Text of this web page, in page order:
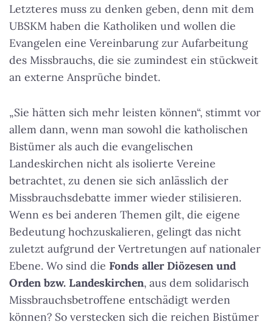
Letzteres muss zu denken geben, denn mit dem
UBSKM haben die Katholiken und wollen die
Evangelen eine Vereinbarung zur Aufarbeitung
des Missbrauchs, die sie zumindest ein stückweit
an externe Ansprüche bindet.
„Sie hätten sich mehr leisten können“, stimmt vor
allem dann, wenn man sowohl die katholischen
Bistümer als auch die evangelischen
Landeskirchen nicht als isolierte Vereine
betrachtet, zu denen sie sich anlässlich der
Missbrauchsdebatte immer wieder stilisieren.
Wenn es bei anderen Themen gilt, die eigene
Bedeutung hochzuskalieren, gelingt das nicht
zuletzt aufgrund der Vertretungen auf nationaler
Ebene. Wo sind die Fonds aller Diözesen und
Orden bzw. Landeskirchen, aus dem solidarisch
Missbrauchsbetroffene entschädigt werden
können? So verstecken sich die reichen Bistümer